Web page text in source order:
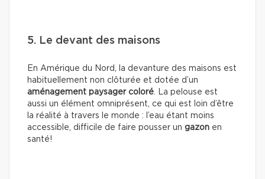
5. Le devant des maisons
En Amérique du Nord, la devanture des maisons est
habituellement non clôturée et dotée d’un
aménagement paysager coloré. La pelouse est
aussi un élément omniprésent, ce qui est loin d’être
la réalité à travers le monde : l’eau étant moins
accessible, difficile de faire pousser un gazon en
santé!